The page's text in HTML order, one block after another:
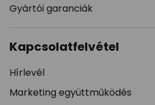
Gyártói garanciák
Kapcsolatfelvétel
Hírlevél
Marketing együttműködés